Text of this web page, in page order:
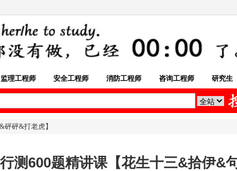
监理工程师 安全工程师 消防工程师 咨询工程师 研究生
砰&打老虎】
测600题精讲课【花生十三&拾伊&